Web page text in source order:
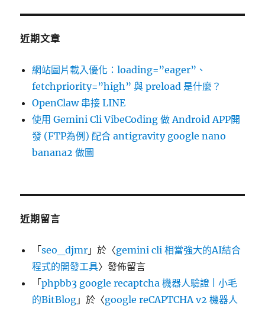
近期文章
網站圖片載入優化：loading=”eager”、
fetchpriority=”high” 與 preload 是什麼？
OpenClaw 串接 LINE
使用 Gemini Cli VibeCoding 做 Android APP開
發 (FTP為例) 配合 antigravity google nano
banana2 做圖
近期留言
「seo_djmr 」於〈gemini cli 相當強大的AI結合
程式的開發工具〉發佈留言
「phpbb3 google recaptcha 機器人驗證 | 小毛
的BitBlog 」於〈google reCAPTCHA v2 機器人